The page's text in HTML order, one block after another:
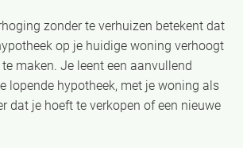
zonder te verhuizen betekent dat
op je huidige woning verhoogt
maken. Je leent een aanvullend
lopende hypotheek, met je woning als
dat je hoeft te verkopen of een nieuwe